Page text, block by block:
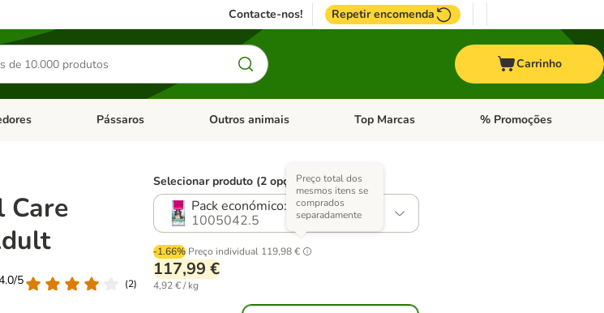
Contacte-nos! Repetir encomenda
Carrinho
de categoria: Antiparasitários
Abrir menu de categoria: Roedores
Pássaros Abrir menu de categoria: Pássaros
Outros animais Abrir menu de categoria: Outros animais
Top Marcas Abrir menu de categoria:
% Promoções
Care
5
(2)
Selecionar produto (2 opções)
Pack económico: 2 x 12 kg
1005042.5
-1.66% Preço individual 119,98 €
Preço total dos
mesmos itens se
comprados
separadamente
117,99 €
4,92 € / kg